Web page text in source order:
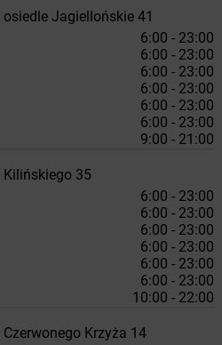
osiedle Jagiellońskie 41
6:00 - 23:00
6:00 - 23:00
6:00 - 23:00
6:00 - 23:00
6:00 - 23:00
6:00 - 23:00
9:00 - 21:00
Kilińskiego 35
6:00 - 23:00
6:00 - 23:00
6:00 - 23:00
6:00 - 23:00
6:00 - 23:00
6:00 - 23:00
10:00 - 22:00
Czerwonego Krzyża 14